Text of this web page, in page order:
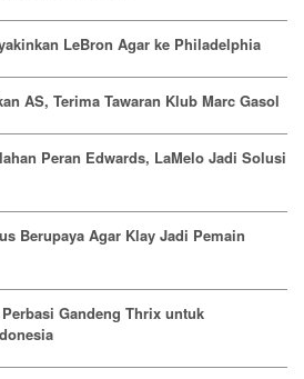
LeBron Agar ke Philadelphia
AS, Terima Tawaran Klub Marc Gasol
Peran Edwards, LaMelo Jadi Solusi
Berupaya Agar Klay Jadi Pemain
Gandeng Thrix untuk